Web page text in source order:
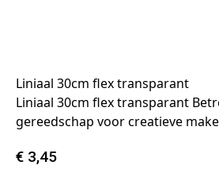
Liniaal 30cm flex transparant
Liniaal 30cm flex transparant
gereedschap voor creatieve
€ 3,45